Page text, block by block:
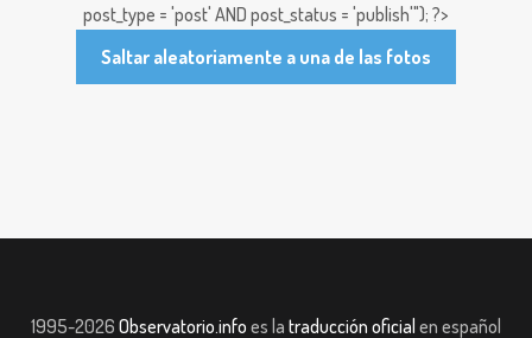
post_type = 'post' AND post_status = 'publish'"); ?>
Saltar aleatoriamente a una de las fotos
1995-2026 Observatorio.info es la traducción oficial en español